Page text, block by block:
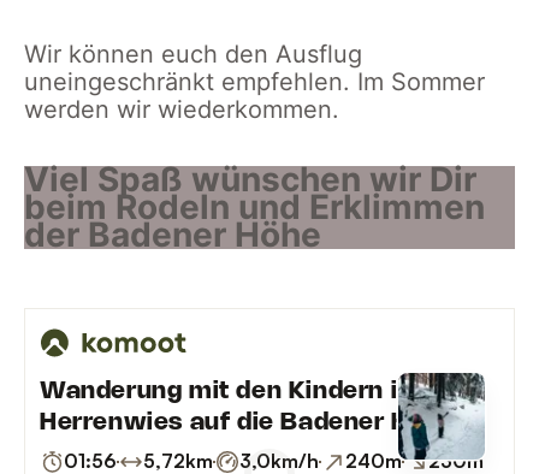
Wir können euch den Ausflug
uneingeschränkt empfehlen. Im Sommer
werden wir wiederkommen.
Viel Spaß wünschen wir Dir
beim Rodeln und Erklimmen
der Badener Höhe